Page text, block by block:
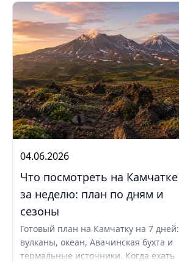
04.06.2026
Что посмотреть на Камчатке
за неделю: план по дням и
сезоны
Готовый план на Камчатку на 7 дней:
вулканы, океан, Авачинская бухта и
термальные источники. Когда ехать